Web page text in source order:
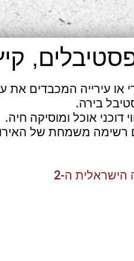
קיץ
או עירייה המכבדים את
בירה.
דוכני אוכל ומוסיקה חיה.
רשימה משמחת של
ה-2